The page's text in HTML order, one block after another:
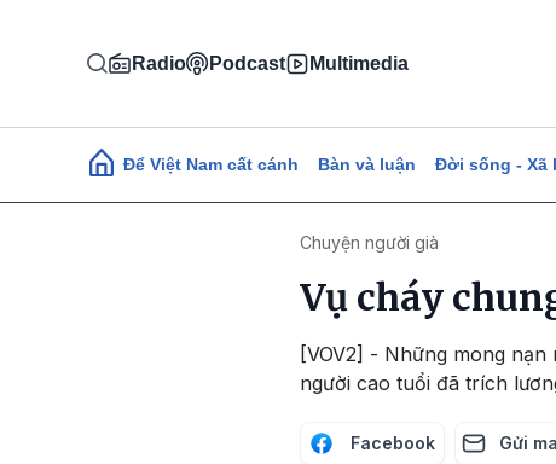
Radio Podcast Multimedia
Main navigation
Để Việt Nam cất cánh Bàn và luận Đời sống - Xã
Chuyện người già
Vụ cháy
[VOV2] - Những mong
người cao tuổi đã trích
Facebook Gửi